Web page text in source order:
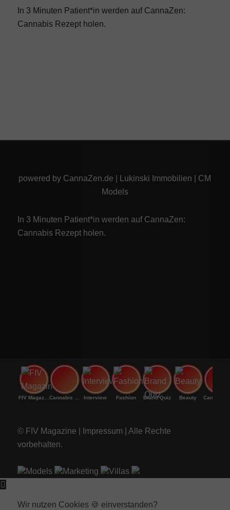
In 3 Minuten Patient*in werden auf CannaZen:
Cannabis Rezeptholen.
powered by CannaZen.de Lukinski Immobilien
CM
Models
In 3 Minuten Patient*in werden auf CannaZen:
Cannabis Rezeptholen.
FIV Magazine Interview Fashion Brand Quiz Beauty
© FIV Magazine | Impressum | Alle Rechte
vorbehalten.
Models Marketing Villas
Wir nutzen Cookies 🍪 einverstanden?